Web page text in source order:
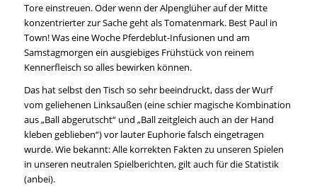
Tore einstreuen. Oder wenn der Alpenglüher auf der Mitte
konzentrierter zur Sache geht als Tomatenmark. Best Paul in
Town! Was eine Woche Pferdeblut-Infusionen und am
Samstagmorgen ein ausgiebiges Frühstück von reinem
Kennerfleisch so alles bewirken können.
Das hat selbst den Tisch so sehr beeindruckt, dass der Wurf
vom geliehenen Linksaußen (eine schier magische Kombination
aus „Ball abgerutscht“ und „Ball zeitgleich auch an der Hand
kleben geblieben“) vor lauter Euphorie falsch eingetragen
wurde. Wie bekannt: Alle korrekten Fakten zu unseren Spielen
in unseren neutralen Spielberichten, gilt auch für die Statistik
(anbei).